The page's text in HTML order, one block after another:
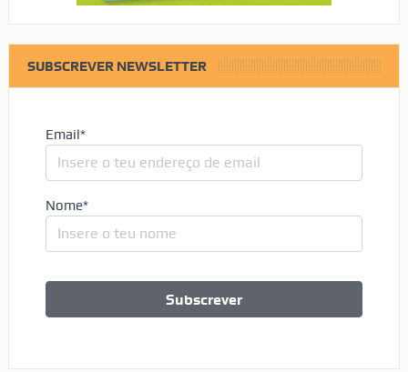
SUBSCREVER NEWSLETTER
Email*
Nome*